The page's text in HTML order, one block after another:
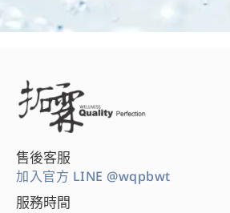
售後客服
加入官方 LINE @wqpbwt
服務時間